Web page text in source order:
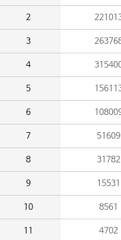
2
3
4
5
6
7 51609
8 31782
9 15531
10 8561
11 4702